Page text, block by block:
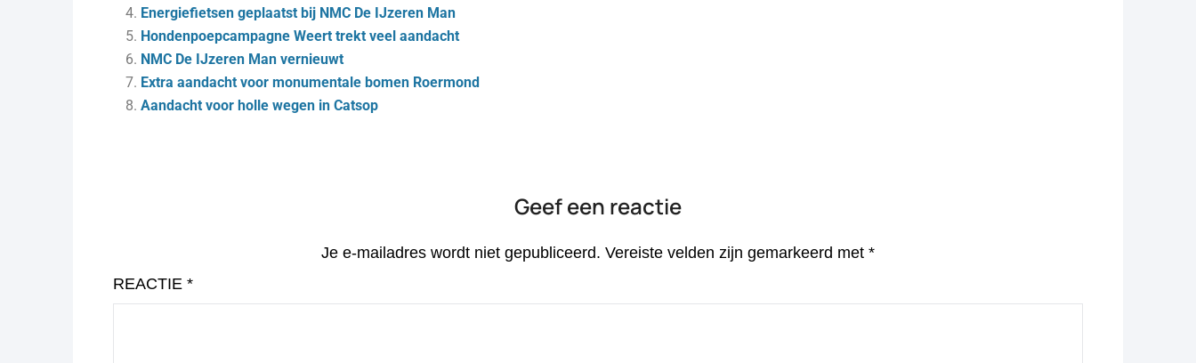
Energiefietsen geplaatst bij NMC De IJzeren Man
Hondenpoepcampagne Weert trekt veel aandacht
NMC De IJzeren Man vernieuwt
Extra aandacht voor monumentale bomen Roermond
Aandacht voor holle wegen in Catsop
Geef een reactie
Je e-mailadres wordt niet gepubliceerd. Vereiste velden zijn gemarkeerd met *
REACTIE *